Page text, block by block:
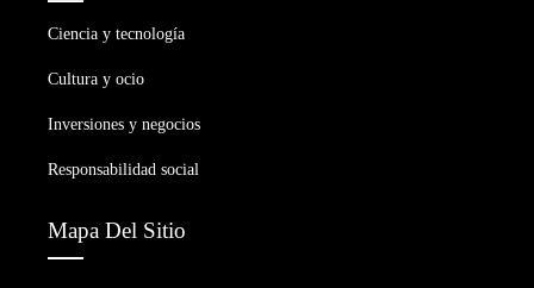
Ciencia y tecnología
Cultura y ocio
Inversiones y negocios
Responsabilidad social
Mapa Del Sitio